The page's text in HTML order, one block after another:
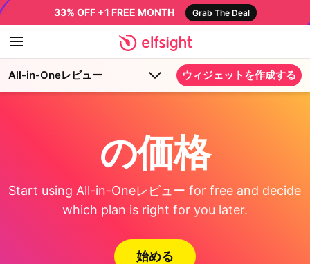
33% OFF +1 FREE MONTH Grab The Deal
All-in-Oneレビュー ウィジェットを作成する
の価格
Start using All-in-Oneレビュー for free and decide
which plan is right for you later.
始める